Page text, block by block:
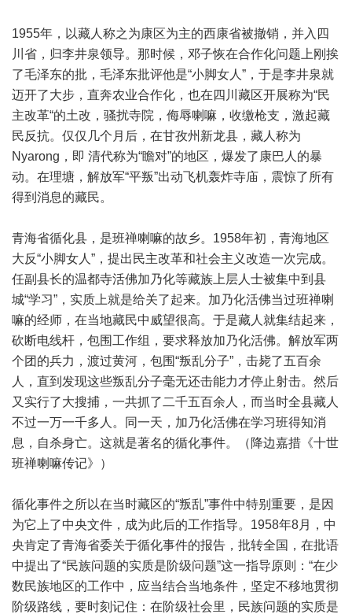
1955年，以藏人称之为康区为主的西康省被撤销，并入四
川省，归李井泉领导。那时候，邓子恢在合作化问题上刚挨
了毛泽东的批，毛泽东批评他是“小脚女人”，于是李井泉就
迈开了大步，直奔农业合作化，也在四川藏区开展称为“民
主改革“的土改，骚扰寺院，侮辱喇嘛，收缴枪支，激起藏
民反抗。仅仅几个月后，在甘孜州新龙县，藏人称为
Nyarong，即 清代称为“瞻对”的地区，爆发了康巴人的暴
动。在理塘，解放军“平叛”出动飞机轰炸寺庙，震惊了所有
得到消息的藏民。
青海省循化县，是班禅喇嘛的故乡。1958年初，青海地区
大反“小脚女人”，提出民主改革和社会主义改造一次完成。
任副县长的温都寺活佛加乃化等藏族上层人士被集中到县
城“学习”，实质上就是给关了起来。加乃化活佛当过班禅喇
嘛的经师，在当地藏民中威望很高。于是藏人就集结起来，
砍断电线杆，包围工作组，要求释放加乃化活佛。解放军两
个团的兵力，渡过黄河，包围“叛乱分子”，击毙了五百余
人，直到发现这些叛乱分子毫无还击能力才停止射击。然后
又实行了大搜捕，一共抓了二千五百余人，而当时全县藏人
不过一万一千多人。同一天，加乃化活佛在学习班得知消
息，自杀身亡。这就是著名的循化事件。（降边嘉措《十世
班禅喇嘛传记》）
循化事件之所以在当时藏区的“叛乱”事件中特别重要，是因
为它上了中央文件，成为此后的工作指导。1958年8月，中
央肯定了青海省委关于循化事件的报告，批转全国，在批语
中提出了“民族问题的实质是阶级问题”这一指导原则：“在少
数民族地区的工作中，应当结合当地条件，坚定不移地贯彻
阶级路线，要时刻记住：在阶级社会里，民族问题的实质是